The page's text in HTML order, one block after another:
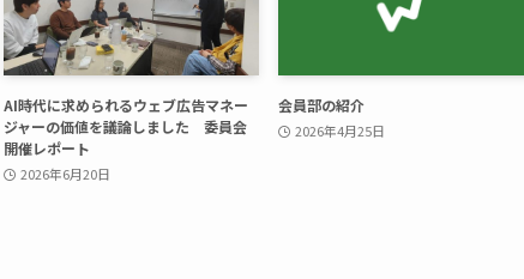
AI時代に求められるウェブ広告マネー
ジャーの価値を議論しました 委員会
開催レポート
2026年6月20日
会員部の紹介
2026年4月25日